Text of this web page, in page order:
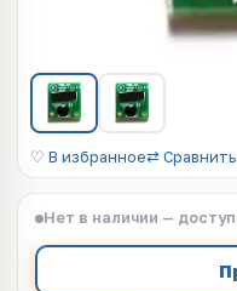
♡ В избранное⇄ Сравнить
Нет в наличии —